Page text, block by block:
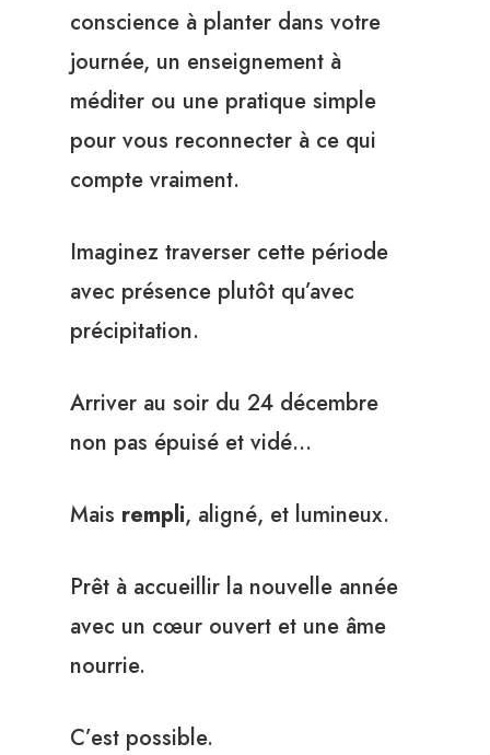
conscience à planter dans votre
journée, un enseignement à
méditer ou une pratique simple
pour vous reconnecter à ce qui
compte vraiment.
Imaginez traverser cette période
avec présence plutôt qu’avec
précipitation.
Arriver au soir du 24 décembre
non pas épuisé et vidé…
Mais rempli, aligné, et lumineux.
Prêt à accueillir la nouvelle année
avec un cœur ouvert et une âme
nourrie.
C’est possible.